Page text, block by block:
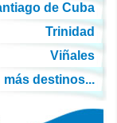
de Cuba
Trinidad
Viñales
más destinos...